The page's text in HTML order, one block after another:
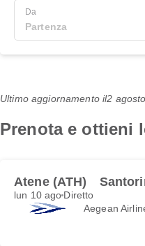
Da
Ultimo aggiornamento il2
Prenota e ottieni
Atene (ATH)
lun 10 ago Diretto
Aegean